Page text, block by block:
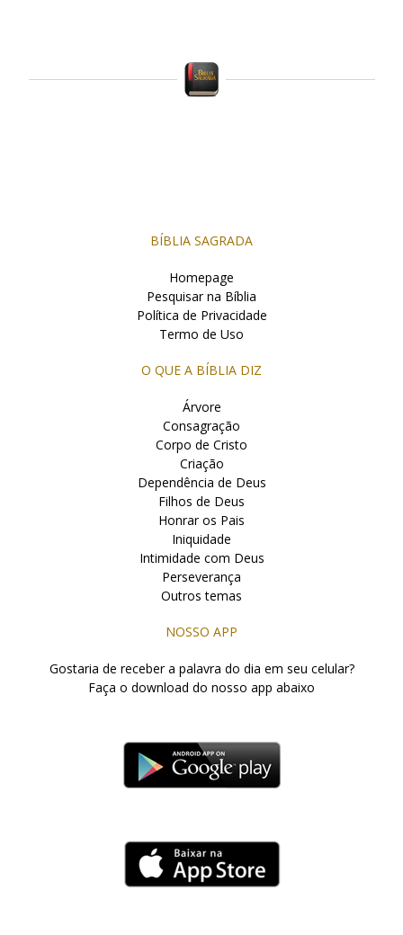
BÍBLIA SAGRADA
Homepage
Pesquisar na Bíblia
Política de Privacidade
Termo de Uso
O QUE A BÍBLIA DIZ
Árvore
Consagração
Corpo de Cristo
Criação
Dependência de Deus
Filhos de Deus
Honrar os Pais
Iniquidade
Intimidade com Deus
Perseverança
Outros temas
NOSSO APP
Gostaria de receber a palavra do dia em seu celular?
Faça o download do nosso app abaixo